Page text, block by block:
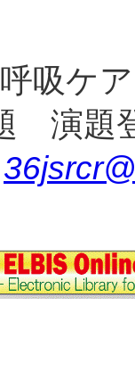
吸ケ
演題